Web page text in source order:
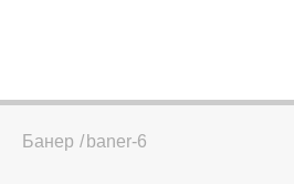
Банер baner-6